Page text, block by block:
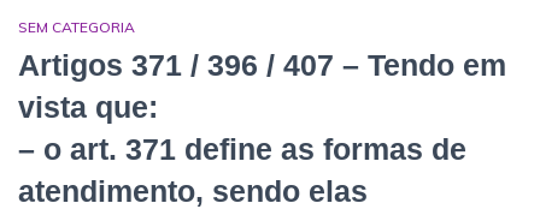
SEM CATEGORIA
Artigos 371 / 396 / 407 – Tendo em
vista que:
– o art. 371 define as formas de
atendimento, sendo elas